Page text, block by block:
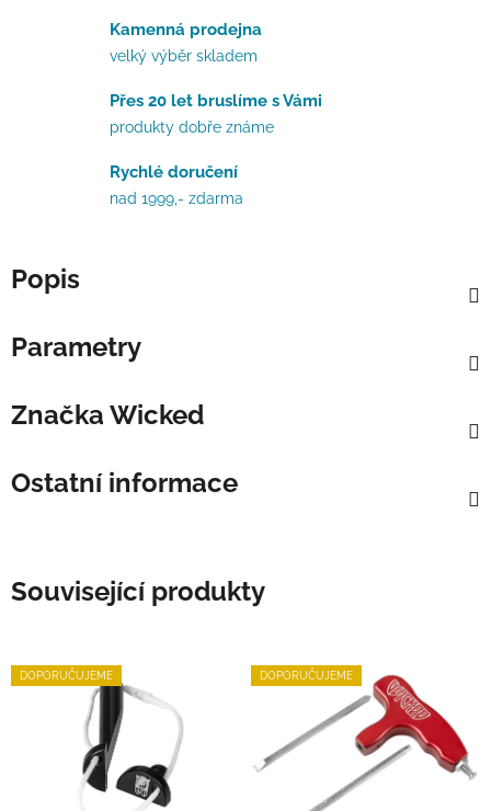
Kamenná prodejna
velký výběr skladem
Přes 20 let bruslíme s Vámi
produkty dobře známe
Rychlé doručení
nad 1999,- zdarma
Popis
Parametry
Značka Wicked
Ostatní informace
Související produkty
DOPORUČUJEME DOPORUČUJEME